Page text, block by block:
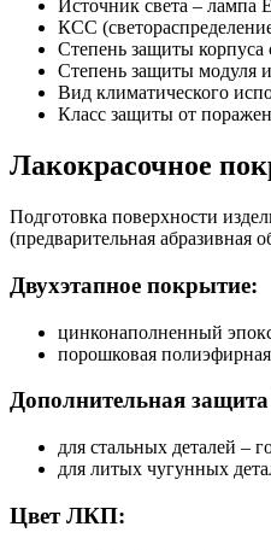
Источник света – лампа
КСС
Степень защиты корпуса
Степень защиты модуля
Вид климатического
Класс защиты от
Лакокрасочное
Подготовка поверхности
(предварительная абразивная
Двухэтапное покрытие:
цинконаполненный
порошковая полиэфирная
Дополнительная защита
для стальных деталей –
для литых чугунных
Цвет ЛКП: